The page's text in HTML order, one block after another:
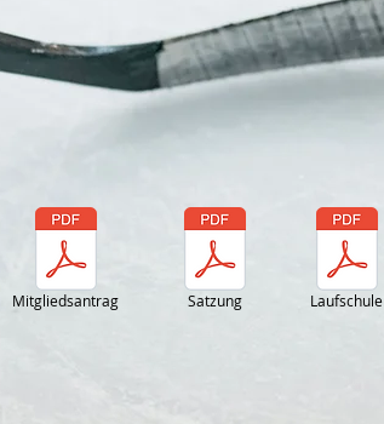
Mitgliedsantrag Satzung Laufschule